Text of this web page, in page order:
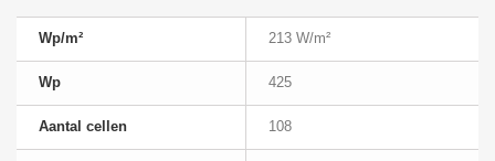
Wp/m² 213 W/m²
Wp 425
Aantal cellen 108